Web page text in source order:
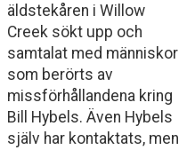
äldstekåren i Willow
Creek sökt upp och
samtalat med människor
som berörts av
missförhållandena kring
Bill Hybels. Även Hybels
själv har kontaktats, men